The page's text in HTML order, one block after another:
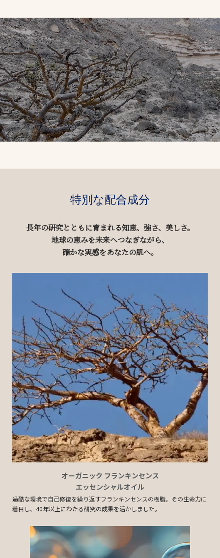
特別な配合成分
長年の研究とともに育まれる知恵、強さ、美しさ。
地球の恵みを未来へつなぎながら、
確かな実感をあなたの肌へ。
オーガニック フランキンセンス
エッセンシャルオイル
過酷な環境で自己修復を繰り返すフランキンセンスの樹脂。その生命力に
着目し、40年以上にわたる研究の成果を活かしました。